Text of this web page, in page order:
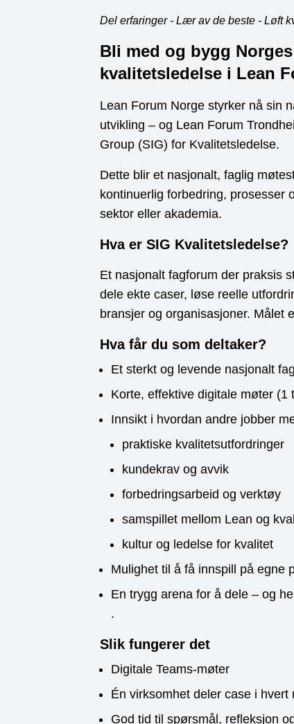
Del erfaringer - Lær av de beste - Løft
Bli med og bygg
kvalitetsledelse i Lean
Lean Forum Norge styrker nå sin
utvikling – og Lean Forum
Group (SIG) for Kvalitetsledelse.
Dette blir et nasjonalt, faglig
kontinuerlig forbedring, prosesser
sektor eller akademia.
Hva er SIG Kvalitetsledelse?
Et nasjonalt fagforum der praksis
dele ekte caser, løse reelle
bransjer og organisasjoner. Målet
Hva får du som deltaker?
Et sterkt og levende nasjonalt
Korte, effektive digitale møter (1
Innsikt i hvordan andre jobber
praktiske kvalitetsutfordringer
kundekrav og avvik
forbedringsarbeid og verktøy
samspillet mellom Lean og
kultur og ledelse for kvalitet
Mulighet til å få innspill på egne
En trygg arena for å dele – og
.
Slik fungerer det
Digitale Teams-møter
Én virksomhet deler case i hvert
God tid til spørsmål, refleksjon